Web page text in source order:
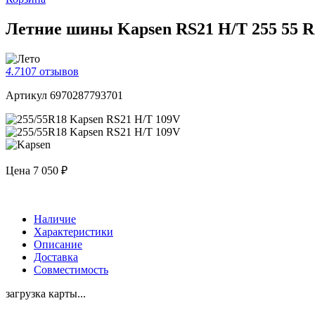
Летние шины Kapsen RS21 H/T 255 55
4.7107 отзывов
Артикул 6970287793701
Цена 7 050 ₽
Наличие
Характеристики
Описание
Доставка
Совместимость
загрузка карты...